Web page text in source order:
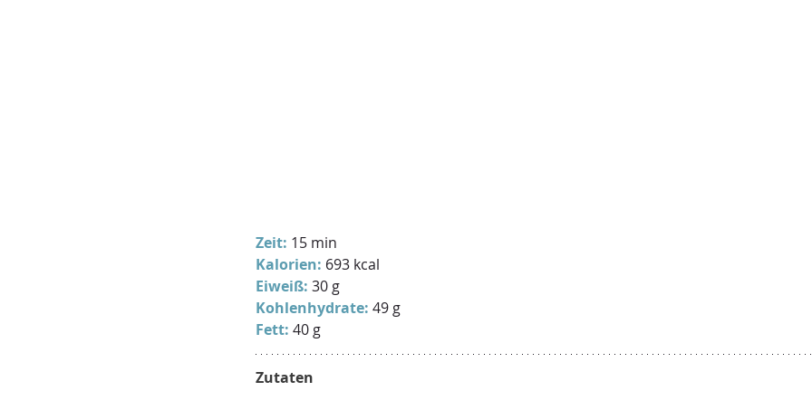
Zeit: 15 min
Kalorien: 693 kcal
Eiweiß: 30 g
Kohlenhydrate: 49 g
Fett: 40 g
Zutaten